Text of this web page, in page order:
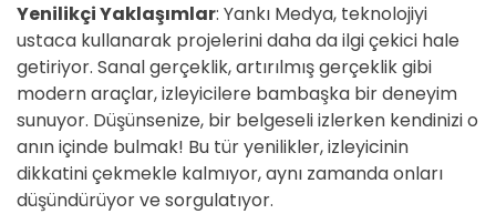
Yenilikçi Yaklaşımlar: Yankı Medya, teknolojiyi
ustaca kullanarak projelerini daha da ilgi çekici hale
getiriyor. Sanal gerçeklik, artırılmış gerçeklik gibi
modern araçlar, izleyicilere bambaşka bir deneyim
sunuyor. Düşünsenize, bir belgeseli izlerken kendinizi o
anın içinde bulmak! Bu tür yenilikler, izleyicinin
dikkatini çekmekle kalmıyor, aynı zamanda onları
düşündürüyor ve sorgulatıyor.